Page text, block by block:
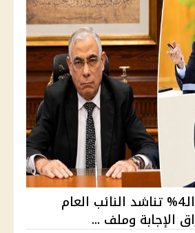
أسرة ريم طالبة الـ4% تناشد النائب العام
الإجابة وملف ...